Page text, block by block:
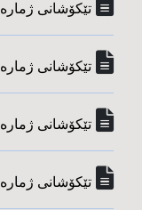
تێکۆشانی ژماره‌ ٣٢٨
تێکۆشانی ژماره‌ ٣٢٧
تێکۆشانی ژماره‌ ٣٢٦
تێکۆشانی ژماره‌ ٣٢٥